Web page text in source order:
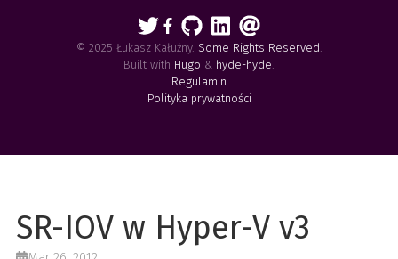
© 2025 Łukasz Kałużny. Some Rights Reserved.
Built with Hugo & hyde-hyde.
Regulamin
Polityka prywatności
SR-IOV w Hyper-V v3